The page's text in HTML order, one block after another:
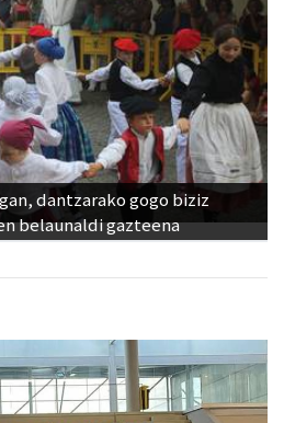
dantzarako gogo biziz
belaunaldi gazteena